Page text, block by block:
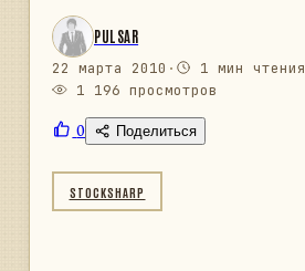
PULSAR
22 марта 2010 · 1 мин чтения
1 196 просмотров
0 Поделиться
STOCKSHARP